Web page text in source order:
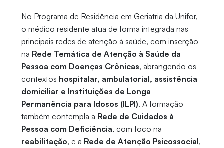
No Programa de Residência em Geriatria da Unifor,
o médico residente atua de forma integrada nas
principais redes de atenção à saúde, com inserção
na Rede Temática de Atenção à Saúde da
Pessoa com Doenças Crônicas, abrangendo os
contextos hospitalar, ambulatorial, assistência
domiciliar e Instituições de Longa
Permanência para Idosos (ILPI). A formação
também contempla a Rede de Cuidados à
Pessoa com Deficiência, com foco na
reabilitação, e a Rede de Atenção Psicossocial,